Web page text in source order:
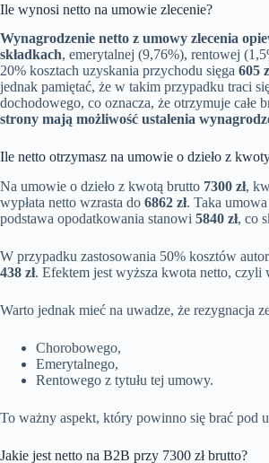
Ile wynosi netto na umowie zlecenie?
Wynagrodzenie netto z umowy zlecenia
składkach, emerytalnej (9,76%), rentowej
20% kosztach uzyskania przychodu sięga 605
jednak pamiętać, że w takim przypadku traci
dochodowego, co oznacza, że otrzymuje całe
strony mają możliwość ustalenia
Ile netto otrzymasz na umowie o dzieło z
Na umowie o dzieło z kwotą brutto 7300 zł,
wypłata netto wzrasta do 6862 zł. Taka
podstawa opodatkowania stanowi 5840 zł, co
W przypadku zastosowania 50% kosztów
438 zł. Efektem jest wyższa kwota netto, czyli
Warto jednak mieć na uwadze, że rezygnacja
Chorobowego,
Emerytalnego,
Rentowego z tytułu tej umowy.
To ważny aspekt, który powinno się brać pod
Jakie jest netto na B2B przy 7300 zł brutto?